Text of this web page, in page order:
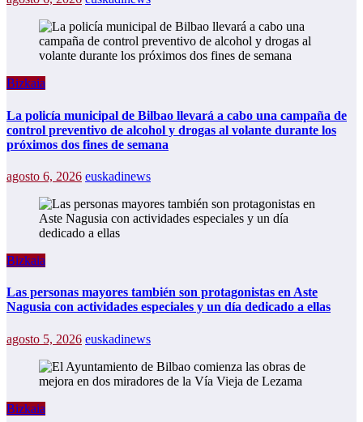
Bizkaia
La policía municipal de Bilbao llevará a cabo una campaña de
control preventivo de alcohol y drogas al volante durante los
próximos dos fines de semana
agosto 6, 2026 euskadinews
Bizkaia
Las personas mayores también son protagonistas en Aste
Nagusia con actividades especiales y un día dedicado a ellas
agosto 5, 2026 euskadinews
Bizkaia